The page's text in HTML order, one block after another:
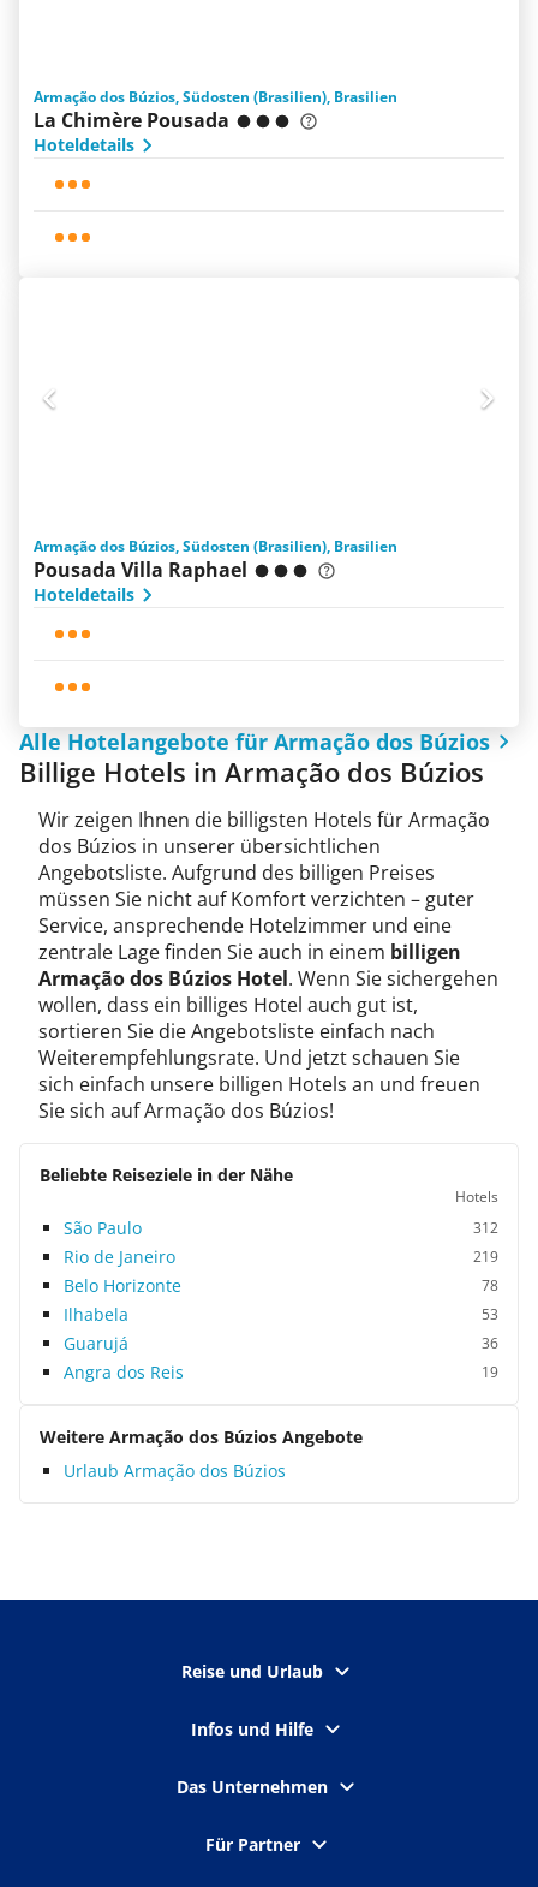
Armação dos Búzios, Südosten (Brasilien), Brasilien
La Chimère Pousada
Hoteldetails
Armação dos Búzios, Südosten (Brasilien), Brasilien
Pousada Villa Raphael
Hoteldetails
Alle Hotelangebote für Armação dos Búzios
Billige Hotels in Armação dos Búzios
Wir zeigen Ihnen die billigsten Hotels für Armação
dos Búzios in unserer übersichtlichen
Angebotsliste. Aufgrund des billigen Preises
müssen Sie nicht auf Komfort verzichten – guter
Service, ansprechende Hotelzimmer und eine
zentrale Lage finden Sie auch in einem billigen
Armação dos Búzios Hotel. Wenn Sie sichergehen
wollen, dass ein billiges Hotel auch gut ist,
sortieren Sie die Angebotsliste einfach nach
Weiterempfehlungsrate. Und jetzt schauen Sie
sich einfach unsere billigen Hotels an und freuen
Sie sich auf Armação dos Búzios!
Beliebte Reiseziele in der Nähe
Hotels
São Paulo 312
Rio de Janeiro 219
Belo Horizonte 78
Ilhabela 53
Guarujá 36
Angra dos Reis 19
Weitere Armação dos Búzios Angebote
Urlaub Armação dos Búzios
Reise und Urlaub
Infos und Hilfe
Das Unternehmen
Für Partner